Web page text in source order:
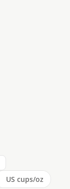
US cups/oz